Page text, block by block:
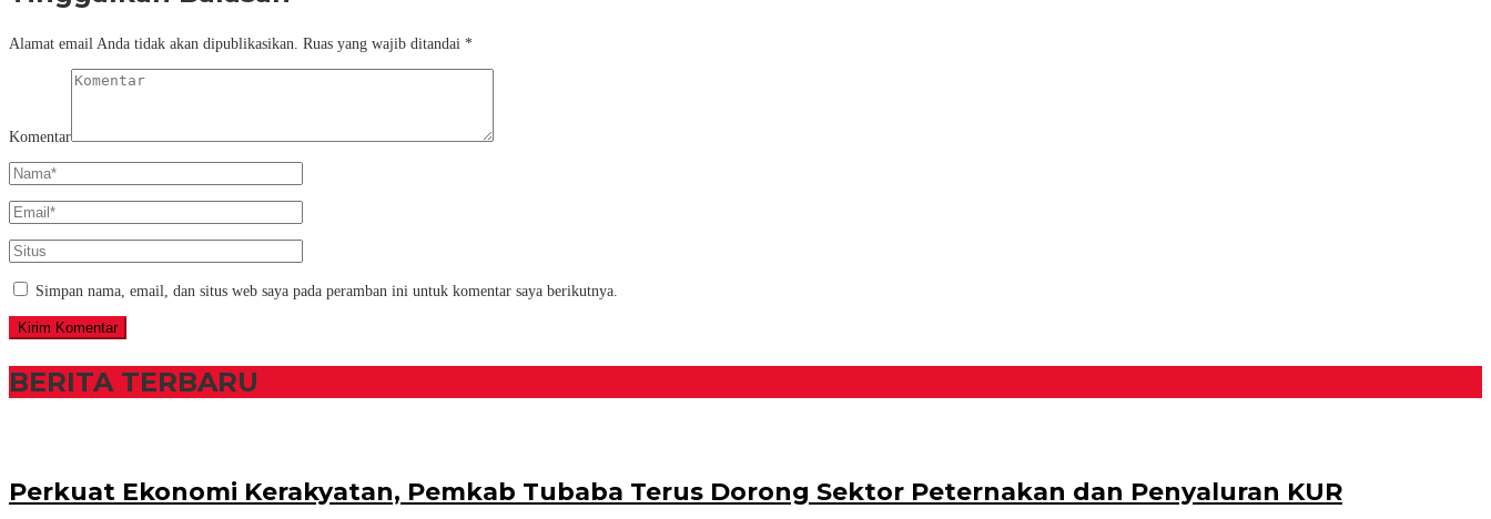
Alamat email Anda tidak akan dipublikasikan. Ruas yang wajib ditandai *
Komentar
Simpan nama, email, dan situs web saya pada peramban ini untuk komentar saya berikutnya.
BERITA TERBARU
Perkuat Ekonomi Kerakyatan, Pemkab Tubaba Terus Dorong Sektor Peternakan dan Penyaluran KUR